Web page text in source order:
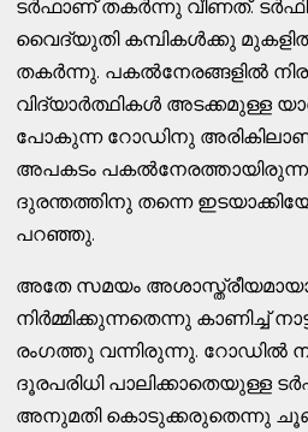
ടര്‍ഫാണ് തകര്‍ന്നു വീണത്.
വൈദ്യുതി കമ്പികള്‍ക്കു
തകര്‍ന്നു. പകല്‍നേരങ്ങളില്‍
വിദ്യാര്‍ത്ഥികള്‍ അടക്കമുള്ള
പോകുന്ന റോഡിനു അരികിലാണ്
അപകടം
ദുരന്തത്തിനു തന്നെ
പറഞ്ഞു.
അതേ സമയം
നിര്‍മ്മിക്കുന്നതെന്നു കാണിച്ച്
രംഗത്തു വന്നിരുന്നു. റോഡില്‍
ദൂരപരിധി പാലിക്കാതെയുള്ള
അനുമതി കൊടുക്കരുതെന്നു